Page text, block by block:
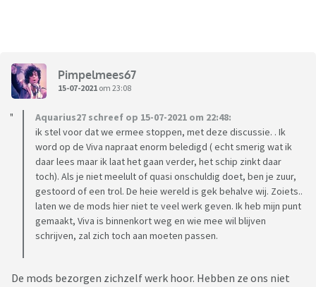
Pimpelmees67
15-07-2021 om 23:08
Aquarius27 schreef op 15-07-2021 om 22:48:
ik stel voor dat we ermee stoppen, met deze discussie. . Ik
word op de Viva napraat enorm beledigd ( echt smerig wat ik
daar lees maar ik laat het gaan verder, het schip zinkt daar
toch). Als je niet meelult of quasi onschuldig doet, ben je zuur,
gestoord of een trol. De heie wereld is gek behalve wij. Zoiets..
laten we de mods hier niet te veel werk geven. Ik heb mijn punt
gemaakt, Viva is binnenkort weg en wie mee wil blijven
schrijven, zal zich toch aan moeten passen.
De mods bezorgen zichzelf werk hoor. Hebben ze ons niet